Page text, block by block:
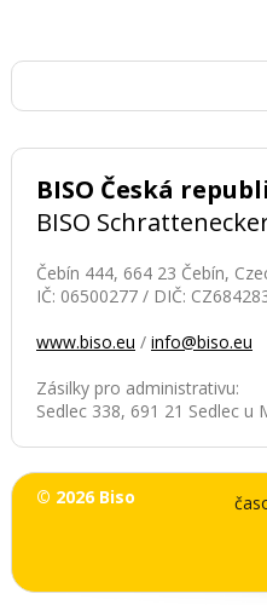
BISO Česká
BISO
Čebín 444, 664 23 Čebín,
IČ: 06500277 / DIČ:
www.biso.eu / info@biso.eu
Zásilky pro administrativu:
Sedlec 338, 691 21 Sedlec u
© 2026 Biso